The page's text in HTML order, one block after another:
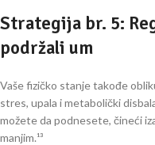
Strategija br. 5:
podržali um
Vaše fizičko stanje takođe
stres, upala i metabolički
možete da podnesete, čineći
manjim.¹³